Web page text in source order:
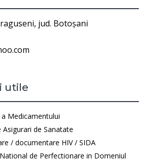
jud. Botoşani
utile
Medicamentului
de Sanatate
/ documentare HIV / SIDA
de Perfectionare in Domeniul